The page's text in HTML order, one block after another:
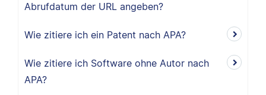
Abrufdatum der URL angeben?
Wie zitiere ich ein Patent nach APA?
Wie zitiere ich Software ohne Autor nach
APA?